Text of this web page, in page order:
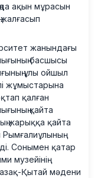
ақын мұрасын
жанындағы
басшысы
ұлы ойшыл
жұмыстарына
қалған
қайта
жарыққа қайта
Сонымен қатар
музейінің
Қытай мәдени